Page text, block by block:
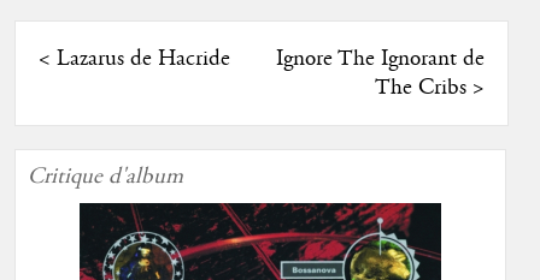
< Lazarus de Hacride
Ignore The Ignorant de
The Cribs>
Critique d'album